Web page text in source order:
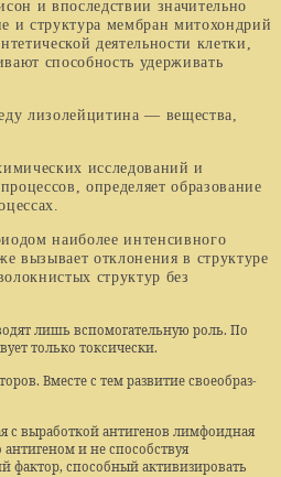
и впоследствии значительно
и структура мембран митохондрий
деятельности клетки,
способность удерживать
лизолейцитина — вещества,
исследо­ваний и
опре­деляет образование
наиболее интен­сивного
вызывает отклонения в структуре
структур без
лишь вспомогательную роль. По
только токсически.
Вместе с тем развитие своеобраз­
с выработкой антигенов лимфоидная
и не способствуя
фактор, способный активизировать